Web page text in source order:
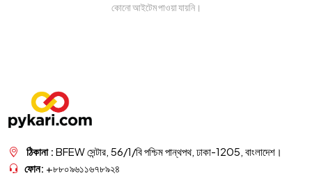
কোনো আইটেম পাওয়া যায়নি।
ঠিকানা : BFEW সেন্টার, 56/1/বি পশ্চিম পান্থপথ, ঢাকা-1205, বাংলাদেশ।
ফোন: +৮৮০৯৬১১৬৭৮৯২৪